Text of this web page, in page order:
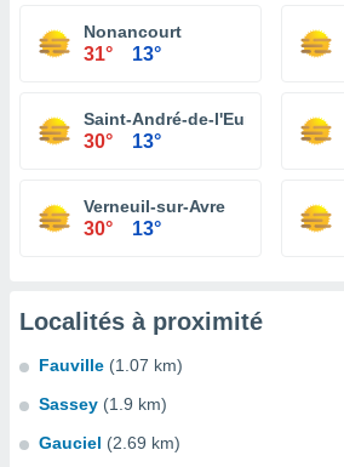
Nonancourt
31° 13°
Saint-André-de-l'Eure
30° 13°
Verneuil-sur-Avre
30° 13°
Localités à proximité
Fauville (1.07 km)
Sassey (1.9 km)
Gauciel (2.69 km)